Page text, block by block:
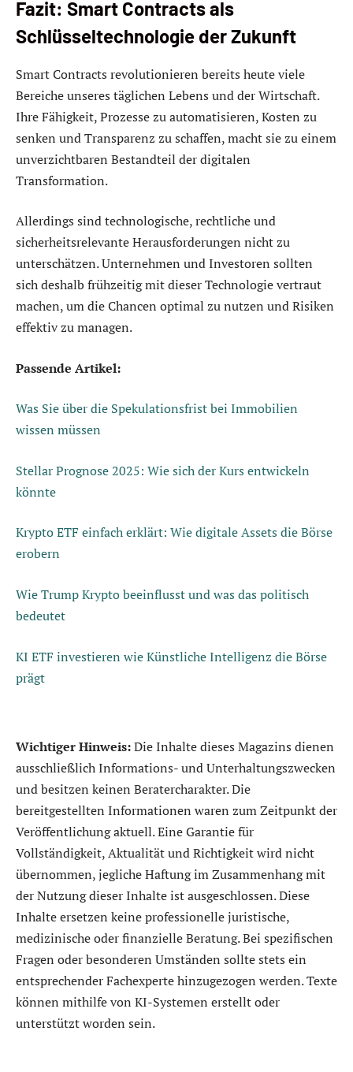
Fazit: Smart Contracts als
Schlüsseltechnologie der Zukunft
Smart Contracts revolutionieren bereits heute viele
Bereiche unseres täglichen Lebens und der Wirtschaft.
Ihre Fähigkeit, Prozesse zu automatisieren, Kosten zu
senken und Transparenz zu schaffen, macht sie zu einem
unverzichtbaren Bestandteil der digitalen
Transformation.
Allerdings sind technologische, rechtliche und
sicherheitsrelevante Herausforderungen nicht zu
unterschätzen. Unternehmen und Investoren sollten
sich deshalb frühzeitig mit dieser Technologie vertraut
machen, um die Chancen optimal zu nutzen und Risiken
effektiv zu managen.
Passende Artikel:
Was Sie über die Spekulationsfrist bei Immobilien
wissen müssen
Stellar Prognose 2025: Wie sich der Kurs entwickeln
könnte
Krypto ETF einfach erklärt: Wie digitale Assets die Börse
erobern
Wie Trump Krypto beeinflusst und was das politisch
bedeutet
KI ETF investieren wie Künstliche Intelligenz die Börse
prägt
Wichtiger Hinweis:Die Inhalte dieses Magazins dienen
ausschließlich Informations- und Unterhaltungszwecken
und besitzen keinen Beratercharakter. Die
bereitgestellten Informationen waren zum Zeitpunkt der
Veröffentlichung aktuell. Eine Garantie für
Vollständigkeit, Aktualität und Richtigkeit wird nicht
übernommen, jegliche Haftung im Zusammenhang mit
der Nutzung dieser Inhalte ist ausgeschlossen. Diese
Inhalte ersetzen keine professionelle juristische,
medizinische oder finanzielle Beratung. Bei spezifischen
Fragen oder besonderen Umständen sollte stets ein
entsprechender Fachexperte hinzugezogen werden. Texte
können mithilfe von KI-Systemen erstellt oder
unterstützt worden sein.